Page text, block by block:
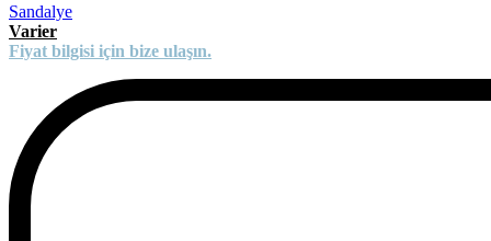
Sandalye
Varier
Fiyat bilgisi için bize ulaşın.